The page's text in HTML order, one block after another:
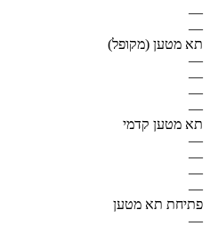
—
—
תא מטען (מקופל)
—
—
—
—
תא מטען קדמי
—
—
—
—
פתיחת תא מטען
—